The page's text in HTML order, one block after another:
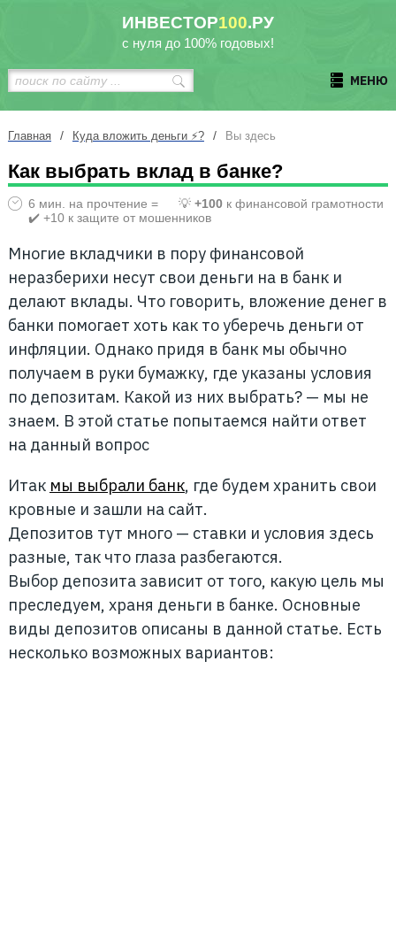
ИНВЕСТОР100.РУ
с нуля до 100% годовых!
МЕНЮ
Главная / Куда вложить деньги ⚡? / Вы здесь
Как выбрать вклад в банке?
6 мин. на прочтение = 💡 +100к финансовой грамотности
✔️ +10 к защите от мошенников
Многие вкладчики в пору финансовой
неразберихи несут свои деньги на в банк и
делают вклады. Что говорить, вложение денег в
банки помогает хоть как то уберечь деньги от
инфляции. Однако придя в банк мы обычно
получаем в руки бумажку, где указаны условия
по депозитам. Какой из них выбрать? — мы не
знаем. В этой статье попытаемся найти ответ
на данный вопрос
Итак мы выбрали банк, где будем хранить свои
кровные и зашли на сайт.
Депозитов тут много — ставки и условия здесь
разные, так что глаза разбегаются.
Выбор депозита зависит от того, какую цель мы
преследуем, храня деньги в банке. Основные
виды депозитов описаны в данной статье. Есть
несколько возможных вариантов: